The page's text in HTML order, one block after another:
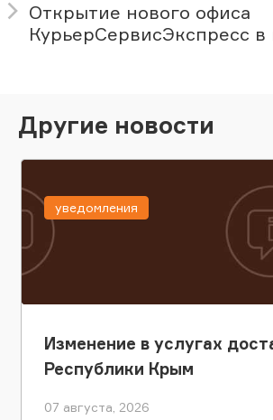
Открытие нового офиса
КурьерСервисЭкспресс в
Другие новости
Изменение в услугах
Республики Крым
07 августа, 2026
уведомления